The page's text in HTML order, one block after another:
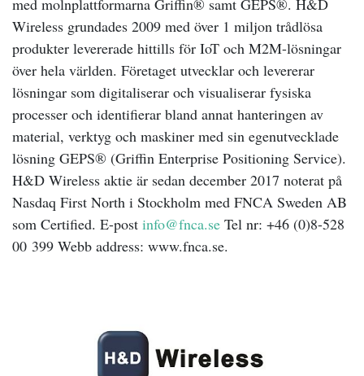
med molnplattformarna Griffin® samt GEPS®. H&D
Wireless grundades 2009 med över 1 miljon trådlösa
produkter levererade hittills för IoT och M2M-lösningar
över hela världen. Företaget utvecklar och levererar
lösningar som digitaliserar och visualiserar fysiska
processer och identifierar bland annat hanteringen av
material, verktyg och maskiner med sin egenutvecklade
lösning GEPS® (Griffin Enterprise Positioning Service).
H&D Wireless aktie är sedan december 2017 noterat på
Nasdaq First North i Stockholm med FNCA Sweden AB
som Certified. E-post info@fnca.se Tel nr: +46 (0)8-528
00 399 Webb address: www.fnca.se.